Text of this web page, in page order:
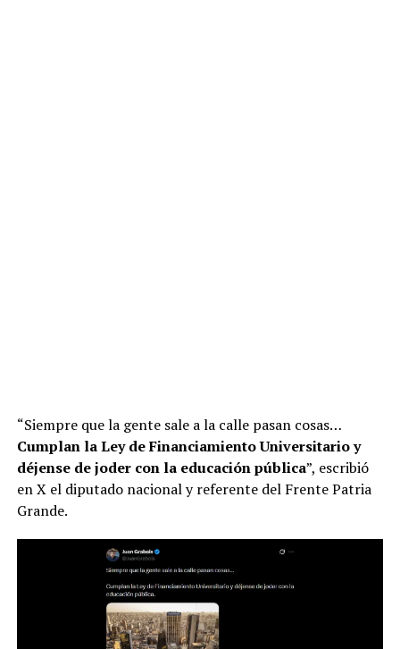
“Siempre que la gente sale a la calle pasan cosas…
Cumplan la Ley de Financiamiento Universitario y
déjense de joder con la educación pública”, escribió
en X el diputado nacional y referente del Frente Patria
Grande.